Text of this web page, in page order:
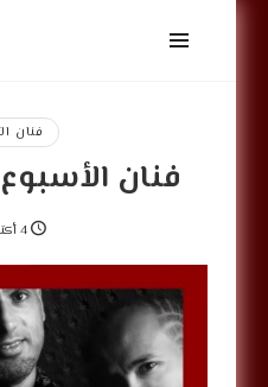
فنان
فنان
4 أكتوبر, 2020